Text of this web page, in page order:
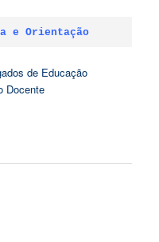
e Orientação
de Educação
Docente